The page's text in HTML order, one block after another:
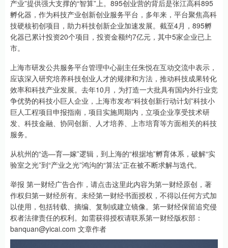
产业”提供强大支撑的“智算”上。895创业营的背后是张江高科895
孵化器，作为科技产业创新创业服务平台，多年来，平台聚焦高科
技硬核初创项目，助力科技创新企业加速发展。截至4月，895孵
化器已累计投资20个项目，投资金额约7亿元，其中5家企业已上
市。
上海市研发公共服务平台管理中心副主任朱悦在互动交流中表示，
应该深入研究培养科技创业人才的规律和方法，推动科技成果转化
效率和科技产业发展。去年10月，为打造一大批具有国内外行业竞
争优势的科技小巨人企业，上海市发布“科技创新行动计划”科技小
巨人工程项目申报指南，项目实施周期内，立项企业享受技术研
发、科技金融、协同创新、人才培养、上市培育等方面相关的科技
服务。
从杭州的“选—育—嫁”逻辑，到上海的“根据地”孵育体系，破解“实
验室之光”到“产业之光”鸿沟的“算法”正在被不断求解与迭代。
举报 第一财经广告合作，请点击这里此内容为第一财经原创，著
作权归第一财经所有。未经第一财经书面授权，不得以任何方式加
以使用，包括转载、摘编、复制或建立镜像。第一财经保留追究侵
权者法律责任的权利。如需获得授权请联系第一财经版权部：
banquan@yicai.com 文章作者